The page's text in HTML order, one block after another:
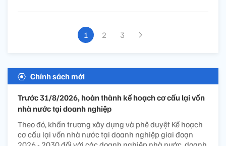
1 2 3
Chính sách mới
Trước 31/8/2026, hoàn thành kế hoạch cơ cấu lại vốn
nhà nước tại doanh nghiệp
Theo đó, khẩn trương xây dựng và phê duyệt Kế hoạch
cơ cấu lại vốn nhà nước tại doanh nghiệp giai đoạn